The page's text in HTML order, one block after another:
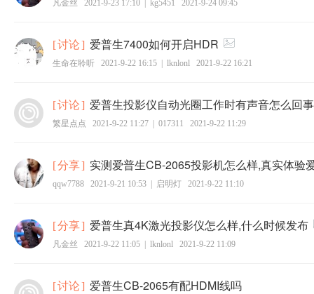
凡金丝 2021-9-23 17:10 kg5451 2021-9-24 09:45
[讨论] 爱普生7400如何开启HDR
生命在聆听 2021-9-22 16:15 lknlonl 2021-9-22 16:21
[讨论] 爱普生投影仪自动光圈工作时有声音怎么回事
繁星点点 2021-9-22 11:27 017311 2021-9-22 11:29
[分享] 实测爱普生CB-2065投影机怎么样,真实体验
qqw7788 2021-9-21 10:53 启明灯 2021-9-22 11:10
[分享] 爱普生真4K激光投影仪怎么样,什么时候发布
凡金丝 2021-9-22 11:05 lknlonl 2021-9-22 11:09
[讨论] 爱普生CB-2065有配HDMI线吗